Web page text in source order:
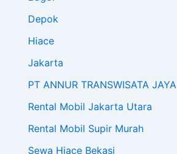
Depok
Hiace
Jakarta
PT ANNUR TRANSWISATA JAYA
Rental Mobil Jakarta Utara
Rental Mobil Supir Murah
Sewa Hiace Bekasi